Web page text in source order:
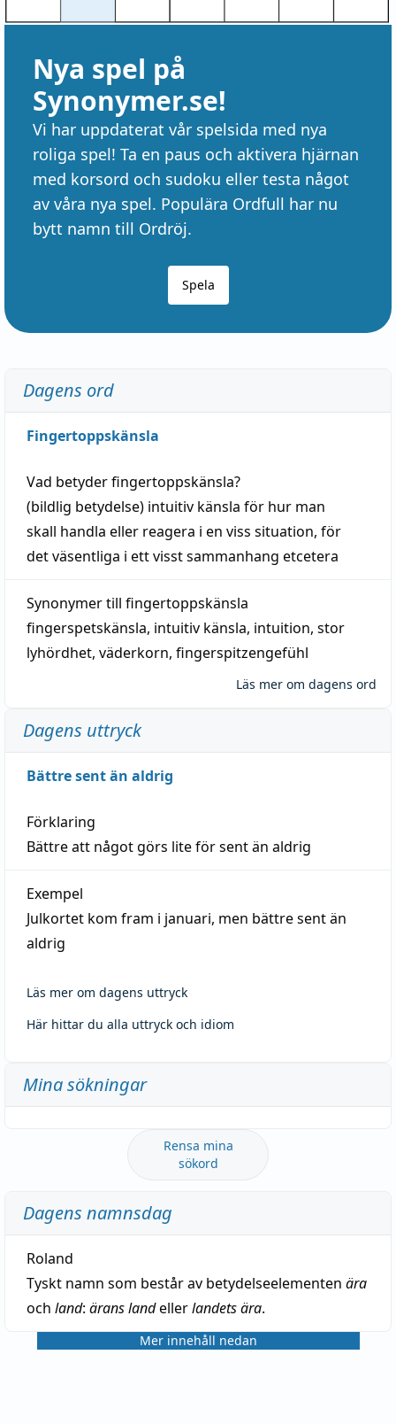
Nya spel på
Synonymer.se!
Vi har uppdaterat vår spelsida med nya
roliga spel! Ta en paus och aktivera hjärnan
med korsord och sudoku eller testa något
av våra nya spel. Populära Ordfull har nu
bytt namn till Ordröj.
Spela
Dagens ord
Fingertoppskänsla
Vad betyderfingertoppskänsla?
(bildlig betydelse) intuitiv känsla för hur man
skall handla eller reagera i en viss situation, för
det väsentliga i ett visstsammanhang etcetera
Synonymer till fingertoppskänsla
fingerspetskänsla, intuitiv känsla, intuition, stor
lyhördhet, väderkorn, fingerspitzengefühl
Läs mer om dagens ord
Dagens uttryck
Bättre sent än aldrig
Förklaring
Bättre att något görs lite för sent än aldrig
Exempel
Julkortet kom fram i januari, men bättre sent än
aldrig
Läs mer om dagens uttryck
Här hittar du alla uttryck och idiom
Mina sökningar
Rensa mina
sökord
Dagens namnsdag
Roland
Tyskt namn som består av betydelseelementen ära
och land: ärans landellerlandets ära.
Mer innehåll nedan